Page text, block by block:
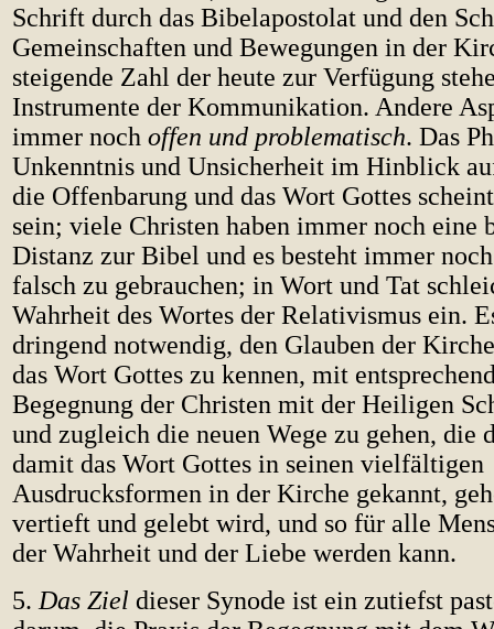
Schrift durch das Bibelapostolat und den
Gemeinschaften und Bewegungen in der
steigende Zahl der heute zur Verfügung
Instrumente der Kommunikation. Andere
immer noch offen und problematisch. Das
Unkenntnis und Unsicherheit im Hinblick
die Offenbarung und das Wort Gottes
sein; viele Christen haben immer noch eine
Distanz zur Bibel und es besteht immer
falsch zu gebrauchen; in Wort und Tat
Wahrheit des Wortes der Relativismus ein.
dringend notwendig, den Glauben der
das Wort Gottes zu kennen, mit
Begegnung der Christen mit der Heiligen
und zugleich die neuen Wege zu gehen, die
damit das Wort Gottes in seinen vielfältigen
Ausdrucksformen in der Kirche gekannt,
vertieft und gelebt wird, und so für alle
der Wahrheit und der Liebe werden kann.
5. Das Ziel dieser Synode ist ein zutiefst